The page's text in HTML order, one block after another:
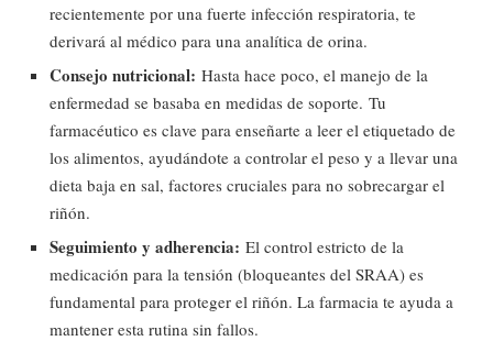
recientemente por una fuerte infección respiratoria, te
derivará al médico para una analítica de orina.
Consejo nutricional: Hasta hace poco, el manejo de la
enfermedad se basaba en medidas de soporte. Tu
farmacéutico es clave para enseñarte a leer el etiquetado de
los alimentos, ayudándote a controlar el peso y a llevar una
dieta baja en sal, factores cruciales para no sobrecargar el
riñón.
Seguimiento y adherencia: El control estricto de la
medicación para la tensión (bloqueantes del SRAA) es
fundamental para proteger el riñón. La farmacia te ayuda a
mantener esta rutina sin fallos.